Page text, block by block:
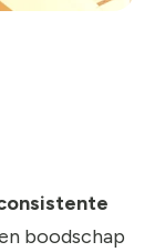
boodschap